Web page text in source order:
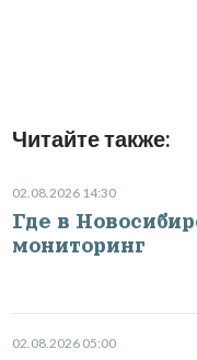
Читайте также:
02.08.2026 14:30
Где в
мониторинг
02.08.2026 05:00